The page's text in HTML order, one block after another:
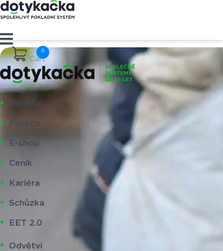
Cart
Odvětví
Funkce
E-shop
Ceník
Kariéra
Schůzka
EET 2.0
Odvětví